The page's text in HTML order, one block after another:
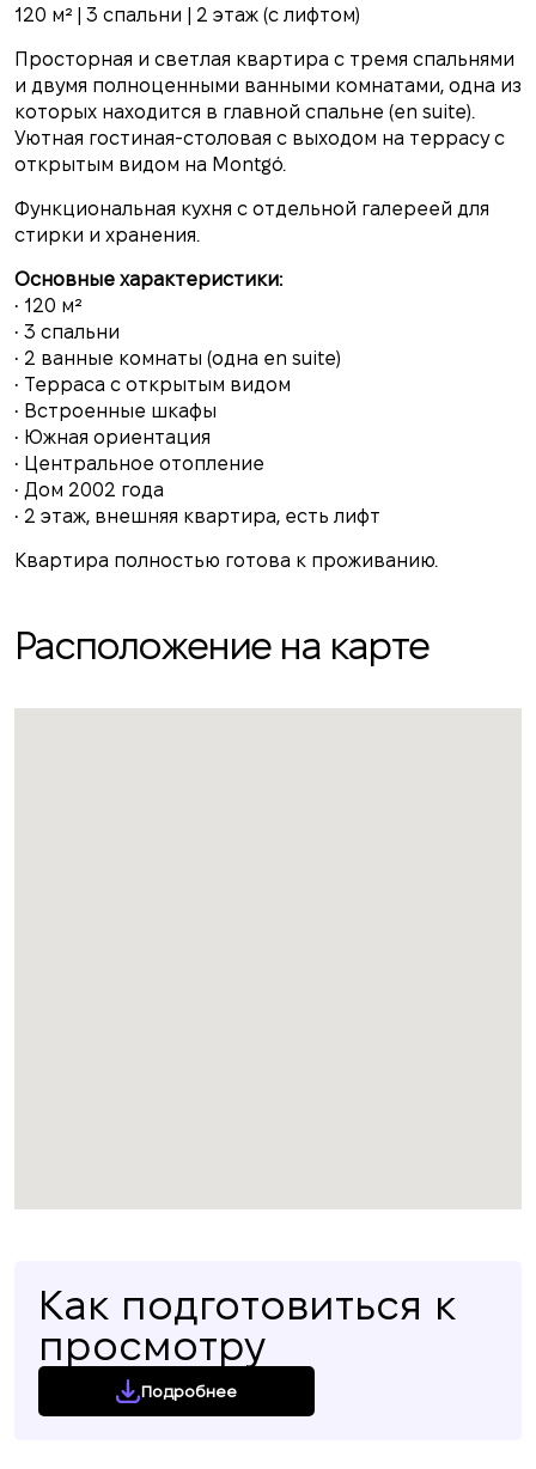
120 м² | 3 спальни | 2 этаж (с лифтом)
Просторная и светлая квартира с тремя спальнями
и двумя полноценными ванными комнатами, одна из
которых находится в главной спальне (en suite).
Уютная гостиная-столовая с выходом на террасу с
открытым видом на Montgó.
Функциональная кухня с отдельной галереей для
стирки и хранения.
Основные характеристики:
• 120 м²
• 3 спальни
• 2 ванные комнаты (одна en suite)
• Терраса с открытым видом
• Встроенные шкафы
• Южная ориентация
• Центральное отопление
• Дом 2002 года
• 2 этаж, внешняя квартира, есть лифт
Квартира полностью готова к проживанию.
Расположение на карте
Как подготовиться к
просмотру
Подробнее